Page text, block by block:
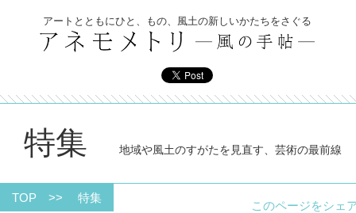
アートとともにひと、もの、風土の新しいかたちをさぐる
特集 地域や風土のすがたを見直す、芸術の最前線
TOP >> 特集
このページをシ